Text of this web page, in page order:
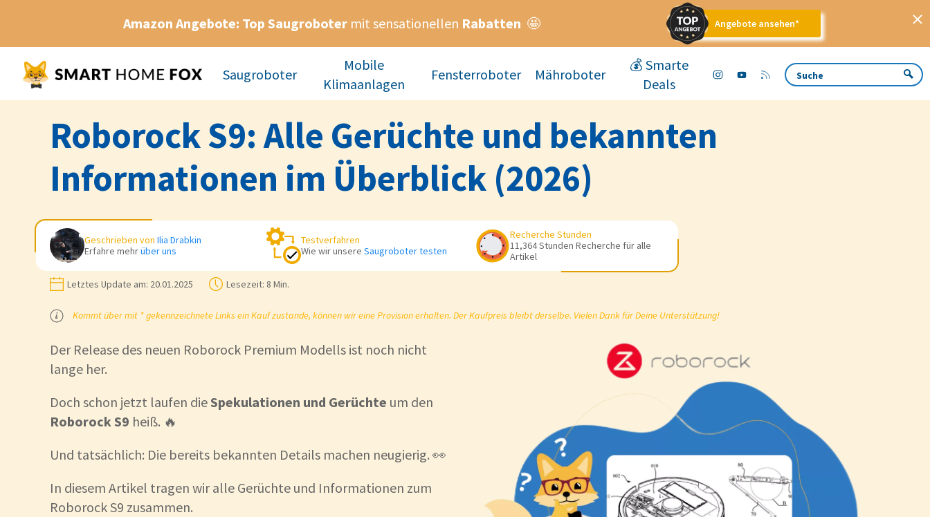
Amazon Angebote: Top Saugrobotermit sensationellen Rabatten 🤩 Angebote ansehen*
Saugroboter
Mobile
Klimaanlagen
Fensterroboter Mähroboter
💰 Smarte
Deals
Roborock S9: Alle Gerüchte und bekannten
Informationen im Überblick (2026)
Geschrieben von Ilia Drabkin
Erfahre mehrüber uns
Testverfahren
Wie wir unsere Saugroboter testen
Recherche Stunden
11,364 Stunden Recherche für alle
Artikel
Letztes Update am: 20.01.2025 Lesezeit: 8 Min.
Kommt über mit * gekennzeichnete Links ein Kauf zustande, können wir eine Provision erhalten. Der Kaufpreis bleibt derselbe. Vielen Dank für Deine Unterstützung!
Der Release des neuen Roborock Premium Modells ist noch nicht
lange her.
Doch schon jetzt laufen dieSpekulationen und Gerüchte um den
Roborock S9 heiß. 🔥
Und tatsächlich: Die bereits bekannten Details machen neugierig. 👀
In diesem Artikel tragen wir alle Gerüchte und Informationen zum
Roborock S9 zusammen.